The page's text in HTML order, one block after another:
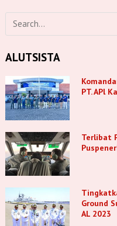
ALUTSISTA
PT. APl
Terlibat
Ground
AL 2023